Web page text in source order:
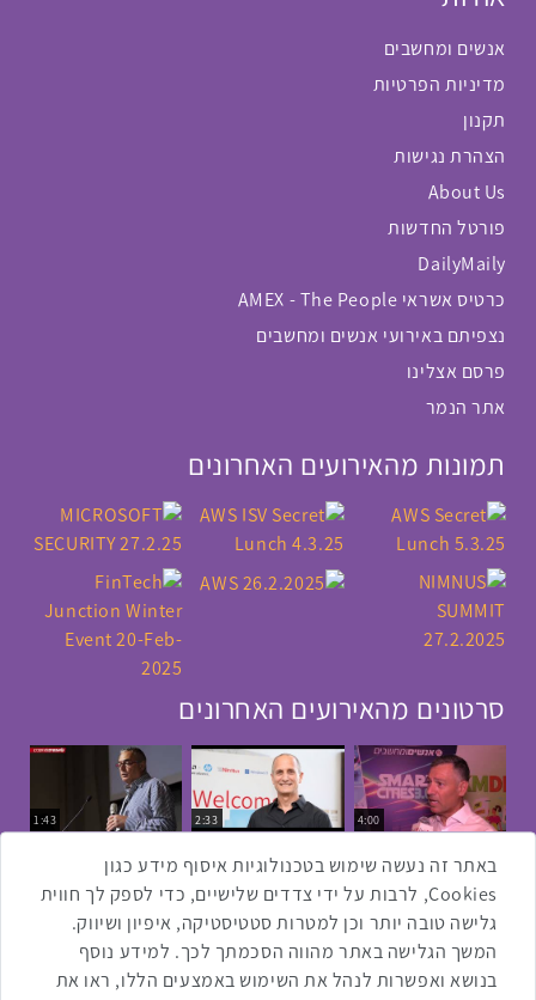
אנשים ומחשבים
מדיניות הפרטיות
תקנון
הצהרת נגישות
About Us
פורטל החדשות
DailyMaily
כרטיס אשראי AMEX - The People
נצפיתם באירועי אנשים ומחשבים
פרסם אצלינו
אתר הנמר
תמונות מהאירועים האחרונים
סרטונים מהאירועים האחרונים
4:00
2:33
1:43
3:52
כנס RPA
1:14
כנס בינת יערות הכרמל
כנס F5
באתר זה נעשה שימוש בטכנולוגיות איסוף מידע כגון
Cookies, לרבות על ידי צדדים שלישיים, כדי לספק לך חווית
גלישה טובה יותר וכן למטרות סטטיסטיקה, איפיון ושיווק.
המשך הגלישה באתר מהווה הסכמתך לכך. למידע נוסף
בנושא ואפשרות לנהל את השימוש באמצעים הללו, ראו את